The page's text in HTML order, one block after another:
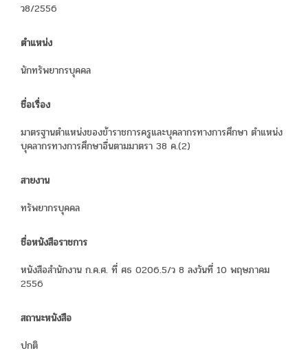
ว8/2556
ตำแหน่ง
นักทรัพยากรบุคคล
ชื่อเรื่อง
มาตรฐานตำแหน่งของข้าราชการครูและบุคลากรทางการศึกษา ตำแหน่ง
บุคลากรทางการศึกษาอื่นตามมาตรา 38 ค.(2)
สายงาน
ทรัพยากรบุคคล
ชื่อหนังสือราชการ
หนังสือสำนักงาน ก.ค.ศ. ที่ ศธ 0206.5/ว 8 ลงวันที่ 10 พฤษภาคม
2556
สถานะหนังสือ
ปกติ